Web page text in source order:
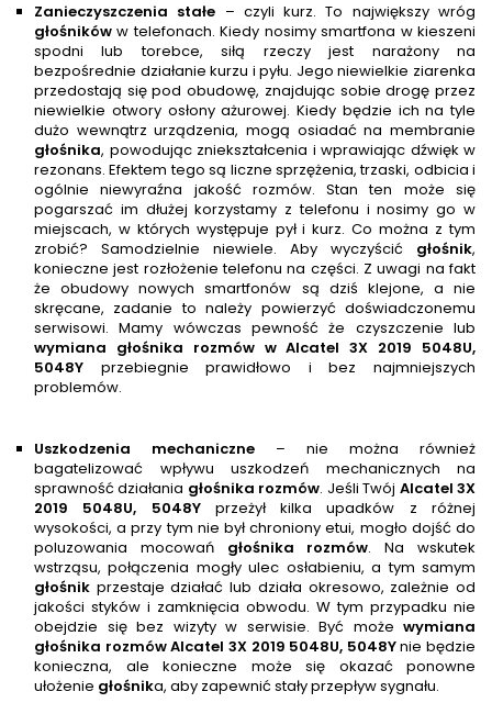
Zanieczyszczenia stałe – czyli kurz. To największy wróg
głośników w telefonach. Kiedy nosimy smartfona w kieszeni
spodni lub torebce, siłą rzeczy jest narażony na
bezpośrednie działanie kurzu i pyłu. Jego niewielkie ziarenka
przedostają się pod obudowę, znajdując sobie drogę przez
niewielkie otwory osłony ażurowej. Kiedy będzie ich na tyle
dużo wewnątrz urządzenia, mogą osiadać na membranie
głośnika, powodując zniekształcenia i wprawiając dźwięk w
rezonans. Efektem tego są liczne sprzężenia, trzaski, odbicia i
ogólnie niewyraźna jakość rozmów. Stan ten może się
pogarszać im dłużej korzystamy z telefonu i nosimy go w
miejscach, w których występuje pył i kurz. Co można z tym
zrobić? Samodzielnie niewiele. Aby wyczyścić głośnik,
konieczne jest rozłożenie telefonu na części. Z uwagi na fakt
że obudowy nowych smartfonów są dziś klejone, a nie
skręcane, zadanie to należy powierzyć doświadczonemu
serwisowi. Mamy wówczas pewność że czyszczenie lub
wymiana głośnika rozmów w Alcatel 3X 2019 5048U,
5048Y przebiegnie prawidłowo i bez najmniejszych
problemów.
Uszkodzenia mechaniczne – nie można również
bagatelizować wpływu uszkodzeń mechanicznych na
sprawność działania głośnika rozmów. Jeśli Twój Alcatel 3X
2019 5048U, 5048Yprzeżył kilka upadków z różnej
wysokości, a przy tym nie był chroniony etui, mogło dojść do
poluzowania mocowań głośnika rozmów. Na wskutek
wstrząsu, połączenia mogły ulec osłabieniu, a tym samym
głośnik przestaje działać lub działa okresowo, zależnie od
jakości styków i zamknięcia obwodu. W tym przypadku nie
obejdzie się bez wizyty w serwisie. Być może wymiana
głośnika rozmówAlcatel 3X 2019 5048U, 5048Ynie będzie
konieczna, ale konieczne może się okazać ponowne
ułożenie głośnika, aby zapewnić stały przepływ sygnału.